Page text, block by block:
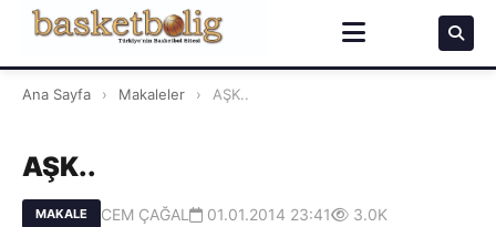
Ana Sayfa › Makaleler › AŞK..
AŞK..
MAKALE CEM ÇAĞAL 01.01.2014 23:41 3.0K